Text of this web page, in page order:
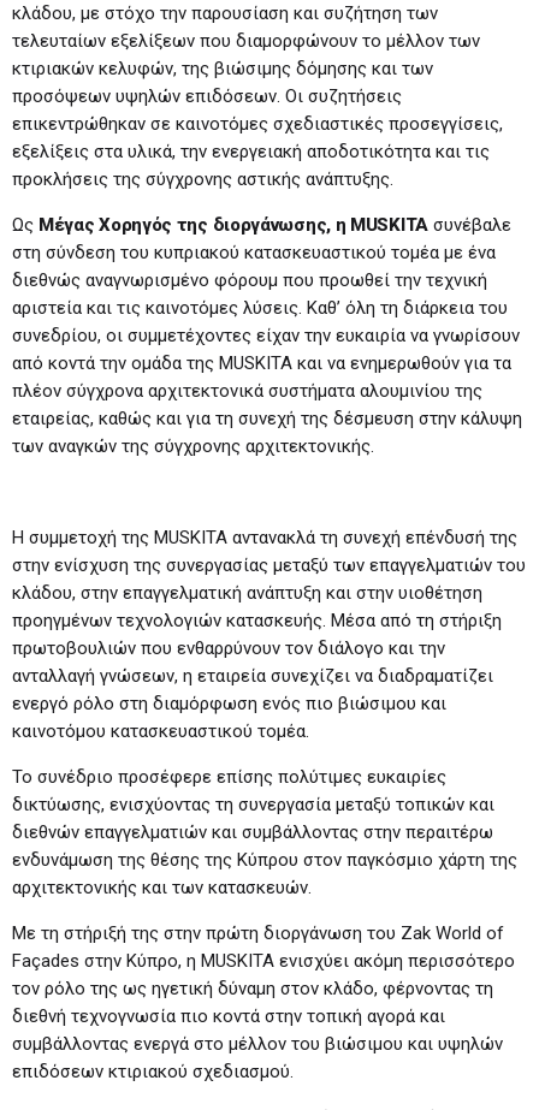
κλάδου, με στόχο την παρουσίαση και συζήτηση των
τελευταίων εξελίξεων που διαμορφώνουν το μέλλον των
κτιριακών κελυφών, της βιώσιμης δόμησης και των
προσόψεων υψηλών επιδόσεων. Οι συζητήσεις
επικεντρώθηκαν σε καινοτόμες σχεδιαστικές προσεγγίσεις,
εξελίξεις στα υλικά, την ενεργειακή αποδοτικότητα και τις
προκλήσεις της σύγχρονης αστικής ανάπτυξης.
Ως Μέγας Χορηγός της διοργάνωσης, η MUSKITA συνέβαλε
στη σύνδεση του κυπριακού κατασκευαστικού τομέα με ένα
διεθνώς αναγνωρισμένο φόρουμ που προωθεί την τεχνική
αριστεία και τις καινοτόμες λύσεις. Καθ’ όλη τη διάρκεια του
συνεδρίου, οι συμμετέχοντες είχαν την ευκαιρία να γνωρίσουν
από κοντά την ομάδα της MUSKITA και να ενημερωθούν για τα
πλέον σύγχρονα αρχιτεκτονικά συστήματα αλουμινίου της
εταιρείας, καθώς και για τη συνεχή της δέσμευση στην κάλυψη
των αναγκών της σύγχρονης αρχιτεκτονικής.
Η συμμετοχή της MUSKITA αντανακλά τη συνεχή επένδυσή της
στην ενίσχυση της συνεργασίας μεταξύ των επαγγελματιών του
κλάδου, στην επαγγελματική ανάπτυξη και στην υιοθέτηση
προηγμένων τεχνολογιών κατασκευής. Μέσα από τη στήριξη
πρωτοβουλιών που ενθαρρύνουν τον διάλογο και την
ανταλλαγή γνώσεων, η εταιρεία συνεχίζει να διαδραματίζει
ενεργό ρόλο στη διαμόρφωση ενός πιο βιώσιμου και
καινοτόμου κατασκευαστικού τομέα.
Το συνέδριο προσέφερε επίσης πολύτιμες ευκαιρίες
δικτύωσης, ενισχύοντας τη συνεργασία μεταξύ τοπικών και
διεθνών επαγγελματιών και συμβάλλοντας στην περαιτέρω
ενδυνάμωση της θέσης της Κύπρου στον παγκόσμιο χάρτη της
αρχιτεκτονικής και των κατασκευών.
Με τη στήριξή της στην πρώτη διοργάνωση του Zak World of
Façades στην Κύπρο, η MUSKITA ενισχύει ακόμη περισσότερο
τον ρόλο της ως ηγετική δύναμη στον κλάδο, φέρνοντας τη
διεθνή τεχνογνωσία πιο κοντά στην τοπική αγορά και
συμβάλλοντας ενεργά στο μέλλον του βιώσιμου και υψηλών
επιδόσεων κτιριακού σχεδιασμού.